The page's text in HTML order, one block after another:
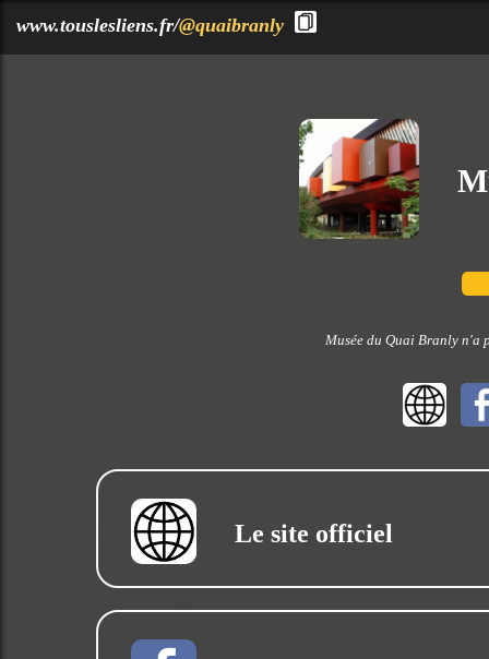
www.touslesliens.fr/@quaibranly
Musée du Quai Branly n'a
Le site officiel